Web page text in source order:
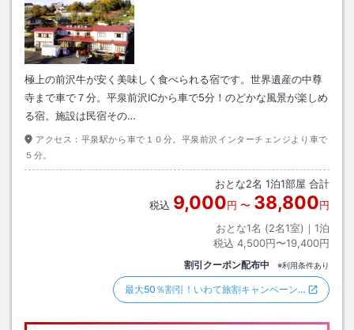
極上の前沢牛が安く美味しく食べられる宿です。世界遺産の中尊
寺まで車で７分。平泉前沢ICから車で5分！のどかな風景が楽しめ
る宿。施設は民宿その…
アクセス： 平泉駅から車で１０分。平泉前沢インターチェンジより車で
５分。
おとな2名 1泊1部屋 合計
税込 9,000円 〜 38,800円
おとな1名 (2名1室)｜ 1泊
税込 4,500円〜19,400円
割引クーポン配布中 ※利用条件あり
最大50％割引！いわて旅割キャンペーン…